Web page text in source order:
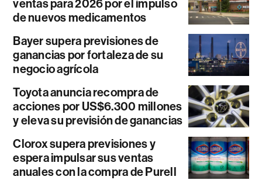
ventas para 2026 por el impulso
de nuevos medicamentos
Bayer supera previsiones de
ganancias por fortaleza de su
negocio agrícola
Toyota anuncia recompra de
acciones por US$6.300 millones
y eleva su previsión de ganancias
Clorox supera previsiones y
espera impulsar sus ventas
anuales con la compra de Purell